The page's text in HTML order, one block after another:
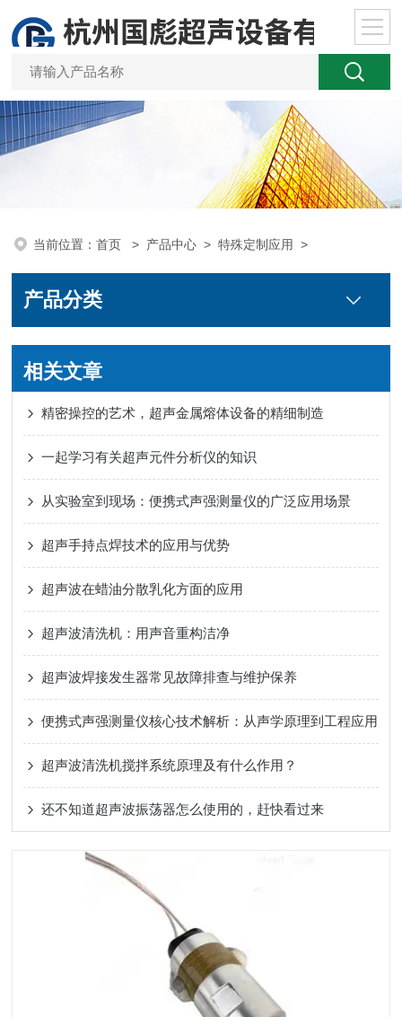
当前位置：首页 > 产品中心 >特殊定制应用 >
产品分类
相关文章
精密操控的艺术，超声金属熔体设备的精细制造
一起学习有关超声元件分析仪的知识
从实验室到现场：便携式声强测量仪的广泛应用场景
超声手持点焊技术的应用与优势
超声波在蜡油分散乳化方面的应用
超声波清洗机：用声音重构洁净
超声波焊接发生器常见故障排查与维护保养
便携式声强测量仪核心技术解析：从声学原理到工程应用
超声波清洗机搅拌系统原理及有什么作用？
还不知道超声波振荡器怎么使用的，赶快看过来